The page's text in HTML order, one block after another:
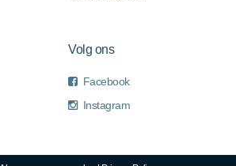
Volg ons
Facebook
Instagram